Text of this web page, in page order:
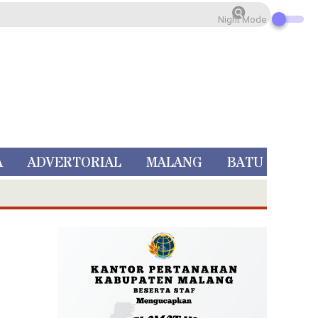
ADVERTORIAL MALANG BATU
Night Mode